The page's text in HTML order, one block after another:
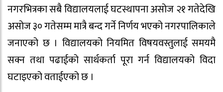
नगरभित्रका सबै विद्यालयलाई घटस्थापना असोज २१ गतेदेखि
असोज ३० गतेसम्म मात्रै बन्द गर्ने निर्णय भएको नगरपालिकाले
जनाएको छ । विद्यालयको नियमित विषयवस्तुलाई समयमै
सक्न तथा पढाईको सार्थकर्ता पूरा गर्न विद्यालयको विदा
घटाइएको वताईएको छ ।